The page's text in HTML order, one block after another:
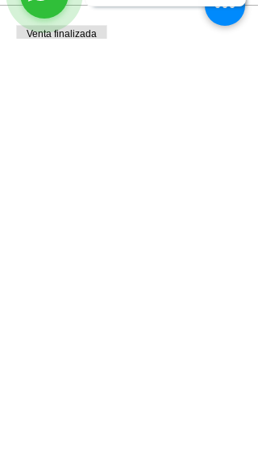
Venta finalizada